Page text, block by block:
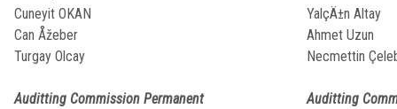
Cuneyit OKAN
Can Åžeber
Turgay Olcay
Auditting Commission Permanent
YalçÄ±n Altay
Ahmet Uzun
Necmettin
Auditting